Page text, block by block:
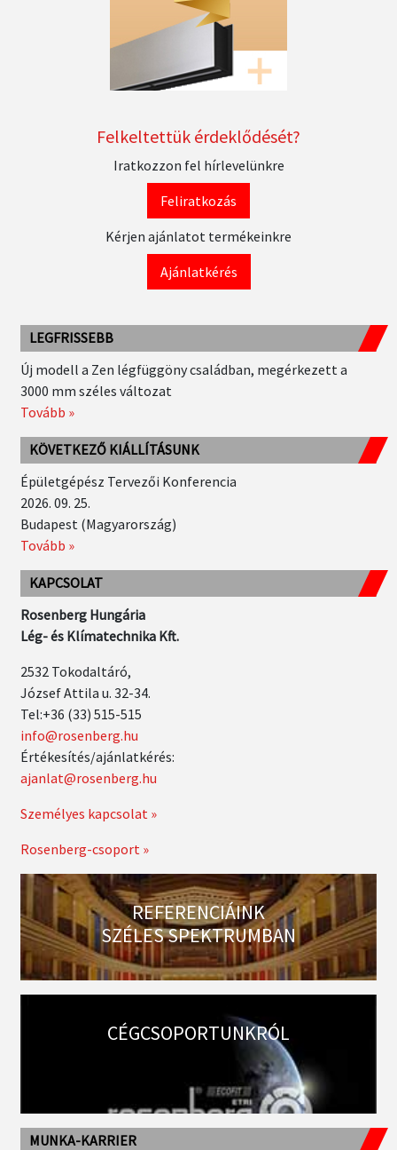
Felkeltettük érdeklődését?
Iratkozzon fel hírlevelünkre
Feliratkozás
Kérjen ajánlatot termékeinkre
Ajánlatkérés
LEGFRISSEBB
Új modell a Zen légfüggöny családban, megérkezett a
3000 mm széles változat
Tovább »
KÖVETKEZŐ KIÁLLÍTÁSUNK
Épületgépész Tervezői Konferencia
2026. 09. 25.
Budapest (Magyarország)
Tovább »
KAPCSOLAT
Rosenberg Hungária
Lég- és Klímatechnika Kft.
2532 Tokodaltáró,
József Attila u. 32-34.
Tel:+36 (33) 515-515
info@rosenberg.hu
Értékesítés/ajánlatkérés:
ajanlat@rosenberg.hu
Személyes kapcsolat »
Rosenberg-csoport »
REFERENCIÁINK
SZÉLES SPEKTRUMBAN
CÉGCSOPORTUNKRÓL
MUNKA-KARRIER